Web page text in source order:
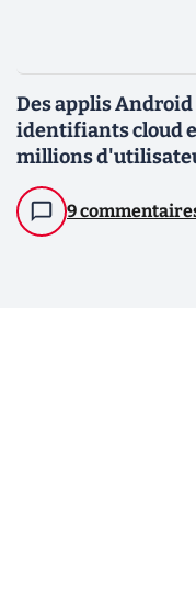
Des applis
identifiants cloud
millions
concernés ?
9